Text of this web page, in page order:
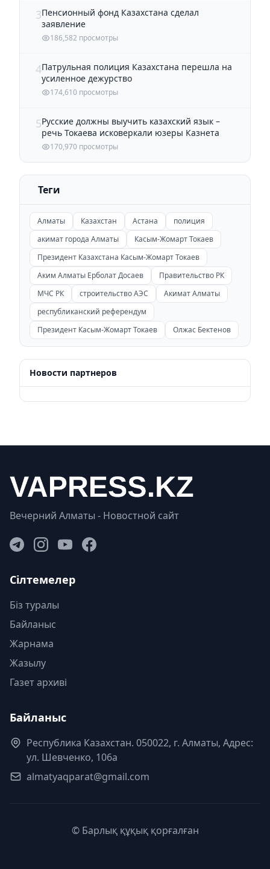
3Пенсионный фонд Казахстана сделал
заявление
186,582 просмотры
4Патрульная полиция Казахстана перешла на
усиленное дежурство
174,610 просмотры
5Русские должны выучить казахский язык –
речь Токаева исковеркали юзеры Казнета
170,970 просмотры
Теги
Алматы Казахстан Астана
полиция
акимат города Алматы
Касым-Жомарт Токаев
Президент Казахстана Касым-Жомарт Токаев
Аким Алматы Ерболат Досаев
Правительство РК
МЧС РК
строительство АЭС
Акимат Алматы
республиканский референдум
Президент Касым-Жомарт Токаев
Олжас Бектенов
Новости партнеров
Вечерний Алматы - Новостной сайт
Сілтемелер
Біз туралы
Байланыс
Жарнама
Жазылу
Газет архиві
Байланыс
Республика Казахстан. 050022, г. Алматы, Адрес:
ул. Шевченко, 106а
almatyaqparat@gmail.com
© Барлық құқық қорғалған